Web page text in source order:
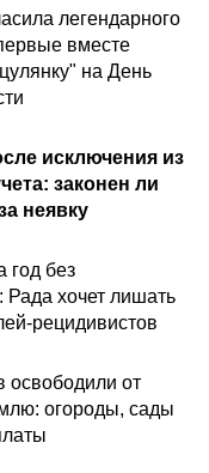
легендарного
вместе
на День
исключения из
законен ли
неявку
год без
Рада хочет лишать
рецидивистов
освободили от
огороды, сады